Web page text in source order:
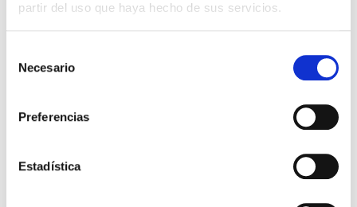
partir del uso que haya hecho de sus servicios.
Necesario
Preferencias
Estadística
GARANTÍA DE PAGO